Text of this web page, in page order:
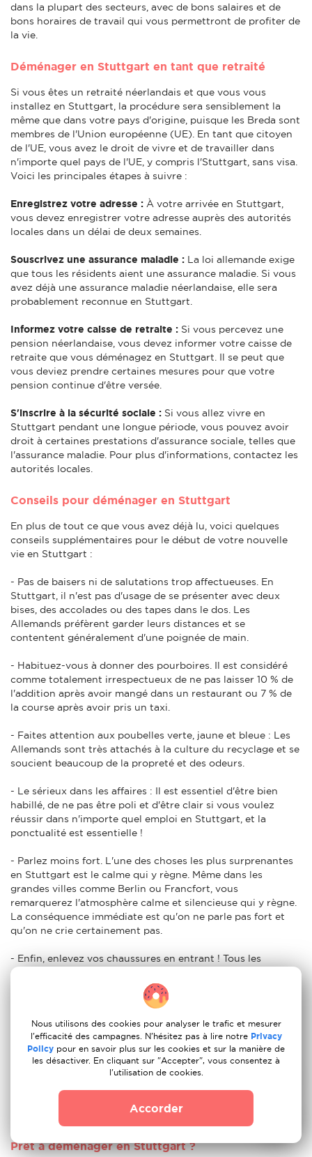
dans la plupart des secteurs, avec de bons salaires et de
bons horaires de travail qui vous permettront de profiter de
la vie.
Déménager en Stuttgart en tant que retraité
Si vous êtes un retraité néerlandais et que vous vous
installez en Stuttgart, la procédure sera sensiblement la
même que dans votre pays d'origine, puisque les Breda sont
membres de l'Union européenne (UE). En tant que citoyen
de l'UE, vous avez le droit de vivre et de travailler dans
n'importe quel pays de l'UE, y compris l'Stuttgart, sans visa.
Voici les principales étapes à suivre :
Enregistrez votre adresse : À votre arrivée en Stuttgart,
vous devez enregistrer votre adresse auprès des autorités
locales dans un délai de deux semaines.
Souscrivez une assurance maladie : La loi allemande exige
que tous les résidents aient une assurance maladie. Si vous
avez déjà une assurance maladie néerlandaise, elle sera
probablement reconnue en Stuttgart.
Informez votre caisse de retraite : Si vous percevez une
pension néerlandaise, vous devez informer votre caisse de
retraite que vous déménagez en Stuttgart. Il se peut que
vous deviez prendre certaines mesures pour que votre
pension continue d'être versée.
S'inscrire à la sécurité sociale : Si vous allez vivre en
Stuttgart pendant une longue période, vous pouvez avoir
droit à certaines prestations d'assurance sociale, telles que
l'assurance maladie. Pour plus d'informations, contactez les
autorités locales.
Conseils pour déménager en Stuttgart
En plus de tout ce que vous avez déjà lu, voici quelques
conseils supplémentaires pour le début de votre nouvelle
vie en Stuttgart :
- Pas de baisers ni de salutations trop affectueuses. En
Stuttgart, il n'est pas d'usage de se présenter avec deux
bises, des accolades ou des tapes dans le dos. Les
Allemands préfèrent garder leurs distances et se
contentent généralement d'une poignée de main.
- Habituez-vous à donner des pourboires. Il est considéré
comme totalement irrespectueux de ne pas laisser 10 % de
l'addition après avoir mangé dans un restaurant ou 7 % de
la course après avoir pris un taxi.
- Faites attention aux poubelles verte, jaune et bleue : Les
Allemands sont très attachés à la culture du recyclage et se
soucient beaucoup de la propreté et des odeurs.
- Le sérieux dans les affaires : Il est essentiel d'être bien
habillé, de ne pas être poli et d'être clair si vous voulez
réussir dans n'importe quel emploi en Stuttgart, et la
ponctualité est essentielle !
- Parlez moins fort. L'une des choses les plus surprenantes
en Stuttgart est le calme qui y règne. Même dans les
grandes villes comme Berlin ou Francfort, vous
remarquerez l'atmosphère calme et silencieuse qui y règne.
La conséquence immédiate est qu'on ne parle pas fort et
qu'on ne crie certainement pas.
- Enfin, enlevez vos chaussures en entrant ! Tous les
Allemands enlèvent leurs chaussures dès qu'ils arrivent
chez eux. Ils le feront lorsqu'ils arriveront chez vous et
s'attendront à ce que vous fassiez de même lorsque vous
Est-ce une bonne idée de déménager en Stuttgart
l'Stuttgart est une bonne idée.
Prêt à déménager en Stuttgart ?
Nous utilisons des cookies pour analyser le trafic et mesurer
l'efficacité des campagnes. N'hésitez pas à lire notre Privacy
Policy pour en savoir plus sur les cookies et sur la manière de
les désactiver. En cliquant sur "Accepter", vous consentez à
l'utilisation de cookies.
Accorder